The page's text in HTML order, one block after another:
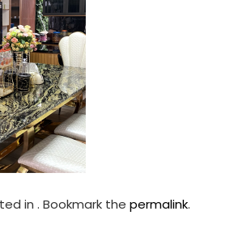
in . Bookmark the permalink.